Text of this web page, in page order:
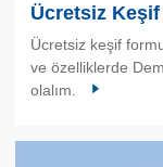
Ücretsiz Keşif
Ücretsiz keşif
ve özelliklerde
olalım.